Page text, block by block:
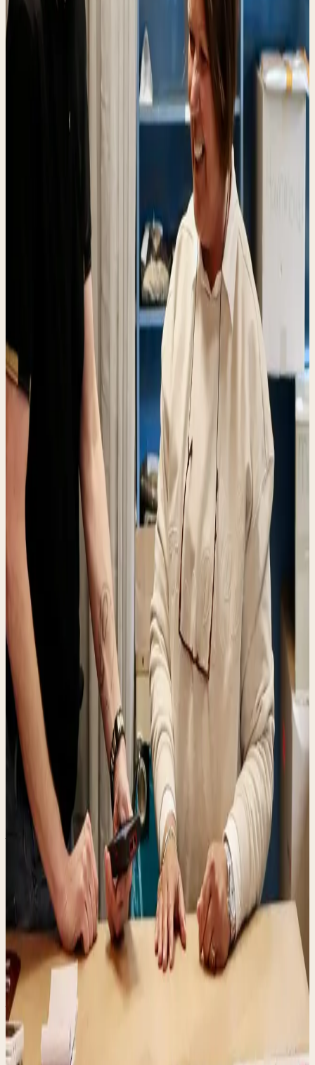
HET PROCES
Hoe het werkt.
Loop binnen
Tijdens openingstijden ben je welkom, geen
afspraak nodig.
Aan de balie
Houd je afhaalcode of barcode bij de hand, dan
zoeken wij je pakket op.
Tekenen voor ontvangst en je bent klaar.
Tot de volgende keer
We zien je graag terug, voor een pakket of voor
VOOR WIE
Handig voor iedereen in
de buurt
Onze deur staat open voor mensen uit Gorinchem en
omgeving. Een pakket ophalen of afgeven, even langs
voor een vraag, het kan allemaal.
Buurtbewoners die niet thuis zijn voor een
bezorger
Mensen die liever bij een mens dan bij een kluis
komen
Webshop-klanten met een geplande bezorging
bij ons
Mensen die een retour willen versturen
Iedereen die De Gezel wil leren kennen
ONZE LOCATIES
Waar je onsvindt.
Pakketpunt
Arkelse Onderweg 4
4206 AH Gorinchem
OPENINGSTIJDEN Maandag t/m Vrijdag 09:00 tot 17:00
TARIEVEN
Wat het kost.
Label printen